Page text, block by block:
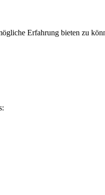
Erfahrung bieten zu